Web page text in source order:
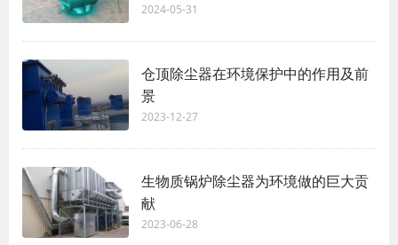
2024-05-31
仓顶除尘器在环境保护中的作用及前
景
2023-12-27
生物质锅炉除尘器为环境做的巨大贡
献
2023-06-28